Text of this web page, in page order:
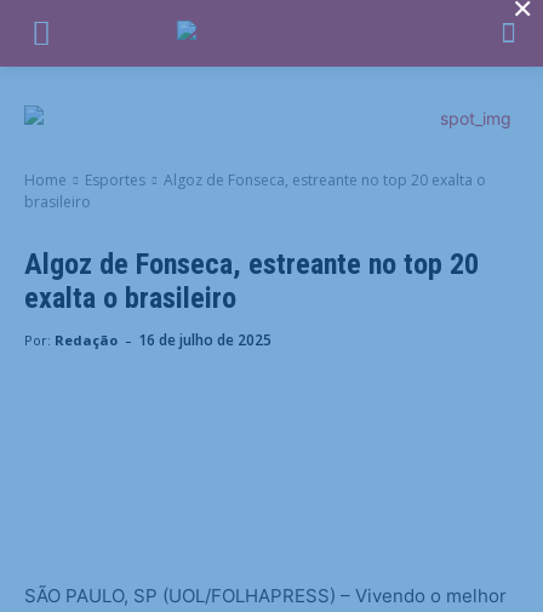
Home Esportes
Algoz de Fonseca, estreante no top 20 exalta o
brasileiro
Algoz de Fonseca, estreante no top 20
exalta o brasileiro
Por: Redação - 16 de julho de 2025
SÃO PAULO, SP (UOL/FOLHAPRESS) – Vivendo o melhor